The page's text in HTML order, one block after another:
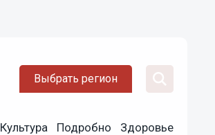
Выбрать регион
Культура Подробно Здоровье